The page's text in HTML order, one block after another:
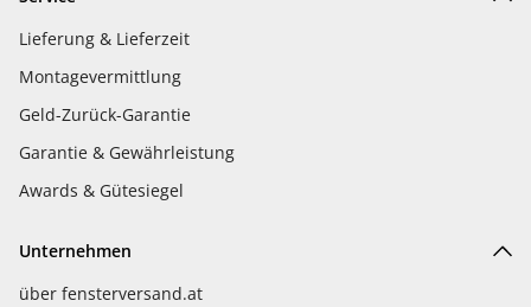
Lieferung & Lieferzeit
Montagevermittlung
Geld-Zurück-Garantie
Garantie & Gewährleistung
Awards & Gütesiegel
Unternehmen
über fensterversand.at